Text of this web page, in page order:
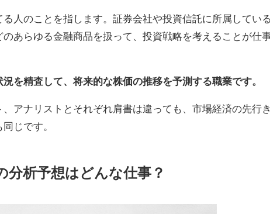
人のことを指します。証券会社や投資信託に所属してい
あらゆる金融商品を扱って、投資戦略を考えることが仕
を精査して、将来的な株価の推移を予測する職業です。
アナリストとそれぞれ肩書は違っても、市場経済の先行
じです。
分析予想はどんな仕事？